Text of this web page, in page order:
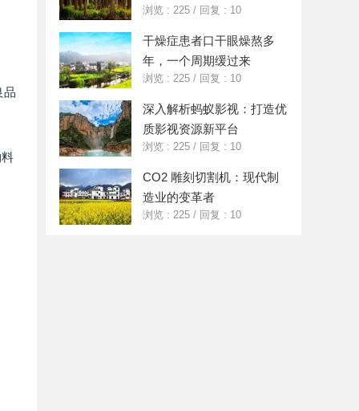
品
浏览 : 225 / 回复 : 10
干燥症患者口干眼燥熬多
年，一个周期缓过来
浏览 : 225 / 回复 : 10
深入解析蚂蚁影视：打造优
质影视资源新平台
浏览 : 225 / 回复 : 10
CO2 雕刻切割机：现代制
造业的变革者
浏览 : 225 / 回复 : 10